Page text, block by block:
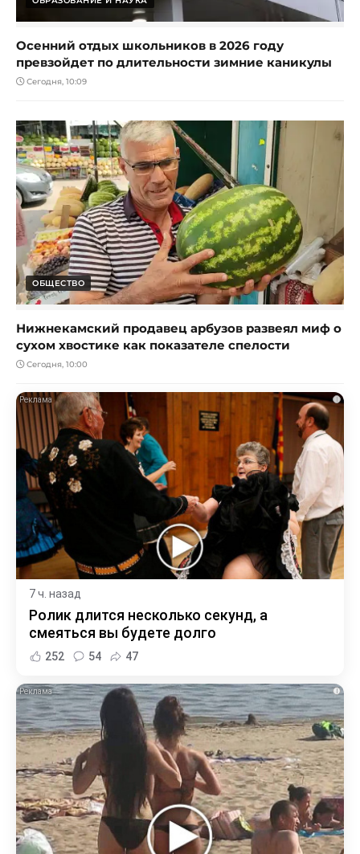
Осенний отдых школьников в 2026 году
превзойдет по длительности зимние каникулы
Сегодня, 10:09
ОБЩЕСТВО
Нижнекамский продавец арбузов развеял миф о
сухом хвостике как показателе спелости
Сегодня, 10:00
i
7 ч. назад
Ролик длится несколько секунд, а
смеяться вы будете долго
252 54 47
i